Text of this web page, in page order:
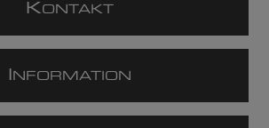
KONTAKT
NFORMATION